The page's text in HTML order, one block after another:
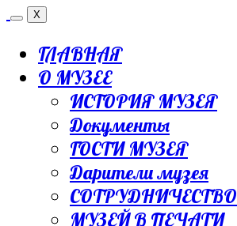
X
ГЛАВНАЯ
О МУЗЕЕ
ИСТОРИЯ МУЗЕЯ
Документы
ГОСТИ МУЗЕЯ
Дарители музея
СОТРУДНИЧЕСТВО
МУЗЕЙ В ПЕЧАТИ